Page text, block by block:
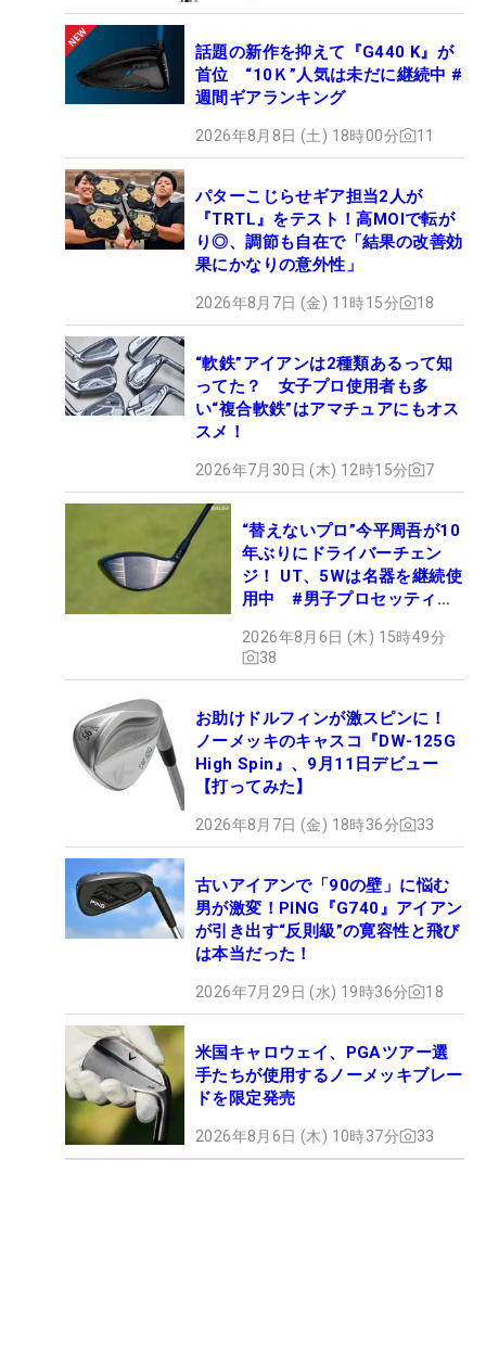
話題の新作を抑えて『G440 K』が
首位 “10Ｋ”人気は未だに継続中 #
週間ギアランキング
2026年8月8日 (土) 18時00分 11
パターこじらせギア担当2人が
『TRTL』をテスト！高MOIで転が
り◎、調節も自在で「結果の改善効
果にかなりの意外性」
2026年8月7日 (金) 11時15分 18
“軟鉄”アイアンは2種類あるって知
ってた？ 女子プロ使用者も多
い“複合軟鉄”はアマチュアにもオス
スメ！
2026年7月30日 (木) 12時15分 7
“替えないプロ”今平周吾が10
年ぶりにドライバーチェン
ジ！ UT、5Wは名器を継続使
用中 #男子プロセッティン
2026年8月6日 (木) 15時49分
38
お助けドルフィンが激スピンに！
ノーメッキのキャスコ『DW-125G
High Spin』、9月11日デビュー
【打ってみた】
2026年8月7日 (金) 18時36分 33
古いアイアンで「90の壁」に悩む
男が激変！PING『G740』アイアン
が引き出す“反則級”の寛容性と飛び
は本当だった！
2026年7月29日 (水) 19時36分 18
米国キャロウェイ、PGAツアー選
手たちが使用するノーメッキブレー
ドを限定発売
2026年8月6日 (木) 10時37分 33